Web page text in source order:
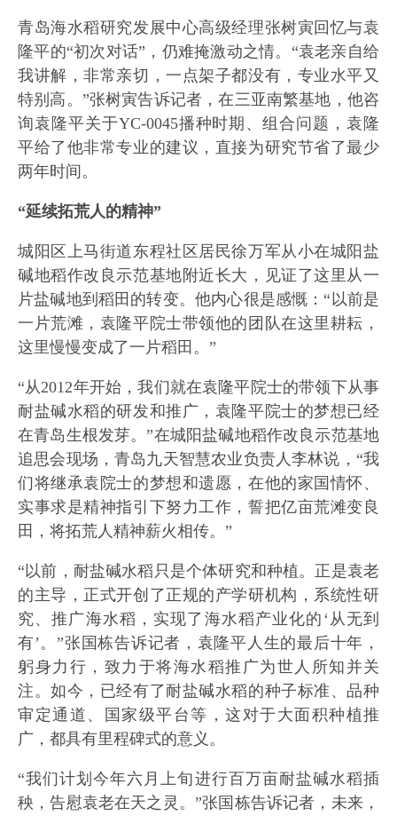
青岛海水稻研究发展中心高级经理张树寅回忆与袁
隆平的“初次对话”，仍难掩激动之情。“袁老亲自给
我讲解，非常亲切，一点架子都没有，专业水平又
特别高。”张树寅告诉记者，在三亚南繁基地，他咨
询袁隆平关于YC-0045播种时期、组合问题，袁隆
平给了他非常专业的建议，直接为研究节省了最少
两年时间。
“延续拓荒人的精神”
城阳区上马街道东程社区居民徐万军从小在城阳盐
碱地稻作改良示范基地附近长大，见证了这里从一
片盐碱地到稻田的转变。他内心很是感慨：“以前是
一片荒滩，袁隆平院士带领他的团队在这里耕耘，
这里慢慢变成了一片稻田。”
“从2012年开始，我们就在袁隆平院士的带领下从事
耐盐碱水稻的研发和推广，袁隆平院士的梦想已经
在青岛生根发芽。”在城阳盐碱地稻作改良示范基地
追思会现场，青岛九天智慧农业负责人李林说，“我
们将继承袁院士的梦想和遗愿，在他的家国情怀、
实事求是精神指引下努力工作，誓把亿亩荒滩变良
田，将拓荒人精神薪火相传。”
“以前，耐盐碱水稻只是个体研究和种植。正是袁老
的主导，正式开创了正规的产学研机构，系统性研
究、推广海水稻，实现了海水稻产业化的‘从无到
有’。”张国栋告诉记者，袁隆平人生的最后十年，
躬身力行，致力于将海水稻推广为世人所知并关
注。如今，已经有了耐盐碱水稻的种子标准、品种
审定通道、国家级平台等，这对于大面积种植推
广，都具有里程碑式的意义。
“我们计划今年六月上旬进行百万亩耐盐碱水稻插
秧，告慰袁老在天之灵。”张国栋告诉记者，未来，